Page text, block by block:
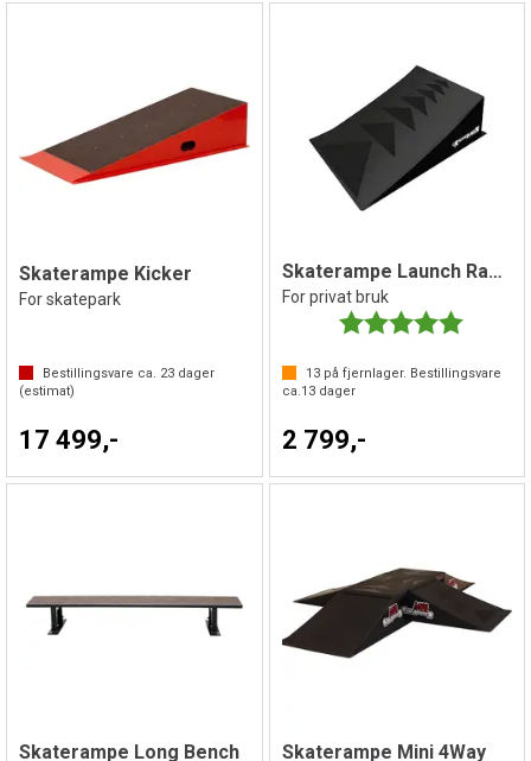
Skaterampe Kicker
For skatepark
Bestillingsvare ca. 23 dager
(estimat)
17 499,-
Skaterampe Launch Ramp
For privat bruk
Karakter:
13på fjernlager. Bestillingsvare
ca.13dager
2 799,-
Skaterampe Long Bench Skaterampe Mini 4Way